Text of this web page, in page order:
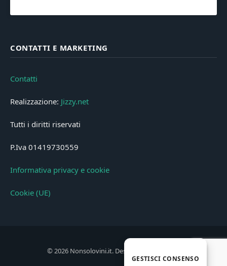
CONTATTI E MARKETING
Contatti
Realizzazione: Jizzy.net
Tutti i diritti riservati
P.Iva 01419730559
Informativa privacy e cookie
Cookie (UE)
© 2026 Nonsolovini.it. Designed by
GESTISCI CONSENSO